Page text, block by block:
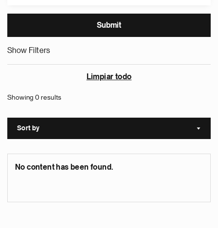
Show Filters
Limpiar todo
Showing 0 results
Sort by Sort
No content has been found.